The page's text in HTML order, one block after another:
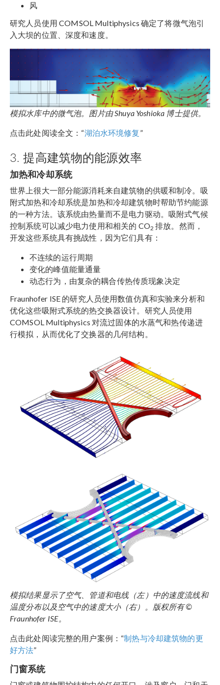
风
研究人员使用 COMSOL Multiphysics 确定了将微气泡引
入大坝的位置、深度和速度。
模拟水库中的微气泡。图片由Shuya Yoshioka 博士提供。
点击此处阅读全文：“湖泊水环境修复 ”
3. 提高建筑物的能源效率
加热和冷却系统
世界上很大一部分能源消耗来自建筑物的供暖和制冷。吸
附式加热和冷却系统是加热和冷却建筑物时帮助节约能源
的一种方法。该系统由热量而不是电力驱动。吸附式气候
控制系统可以减少电力使用和相关的 CO2 排放。然而，
开发这些系统具有挑战性，因为它们具有：
不连续的运行周期
变化的峰值能量通量
动态行为，由复杂的耦合传热传质现象决定
Fraunhofer ISE 的研究人员使用数值仿真和实验来分析和
优化这些吸附式系统的热交换器设计。研究人员使用
COMSOL Multiphysics 对流过固体的水蒸气和热传递进
行模拟，从而优化了交换器的几何结构。
模拟结果显示了空气、管道和电线（左）中的速度流线和
温度分布以及空气中的速度大小（右）。版权所有©
Fraunhofer ISE
点击此处阅读完整的用户案例：“制热与冷却建筑物的更
好方法”
门窗系统